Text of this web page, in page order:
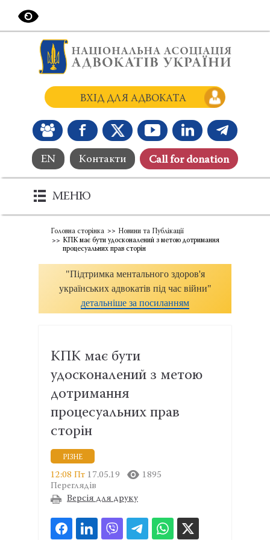
EN Контакти Сall for donation
ВХІД ДЛЯ АДВОКАТА
МЕНЮ
Головна сторінка
Новини та Публікації
КПК має бути удосконалений з метою дотримання
процесуальних прав сторін
"Підтримка ментального здоров'я
українських адвокатів під час війни"
детальніше за посиланням
КПК має бути
удосконалений з метою
дотримання
процесуальних прав
сторін
РІЗНЕ
12:08 Пт 17.05.19
1895
Переглядів
Версія для друку